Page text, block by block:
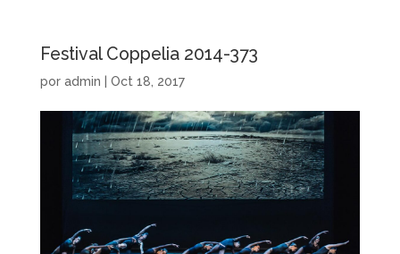
Festival Coppelia 2014-373
por admin Oct 18, 2017